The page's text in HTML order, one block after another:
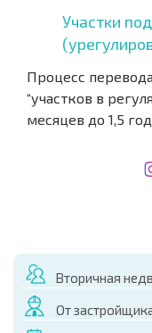
Участки
Процесс
“участков в
месяцев до 1,5
Вторичная
От